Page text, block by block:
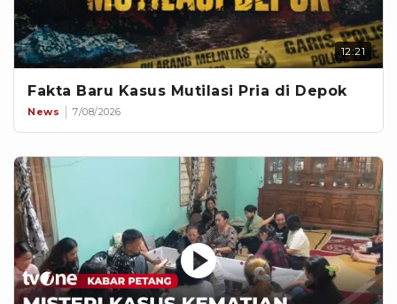
12:21
Fakta Baru Kasus Mutilasi Pria di Depok
News 7/08/2026